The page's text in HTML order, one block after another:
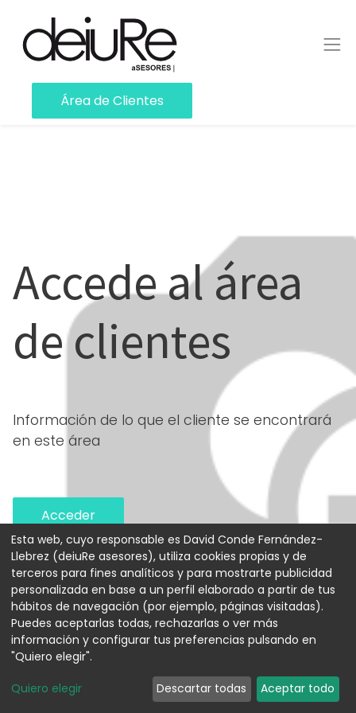
Área de Clientes
Accede al área
de clientes
Información de lo que el cliente se encontrará
en este área
Acceder
Esta web, cuyo responsable es David Conde Fernández-
Llebrez (deiuRe asesores), utiliza cookies propias y de
terceros para fines analíticos y para mostrarte publicidad
personalizada en base a un perfil elaborado a partir de tus
hábitos de navegación (por ejemplo, páginas visitadas).
Puedes aceptarlas todas, rechazarlas o ver más
información y configurar tus preferencias pulsando en
"Quiero elegir".
Quiero elegir Descartar todas Aceptar todo